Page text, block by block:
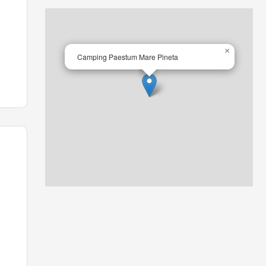
Camping Paestum Mare Pineta
×